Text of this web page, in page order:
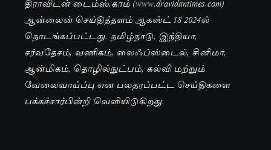
ஆன்லைன் செய்தித்தளம் ஆகஸ்ட் 18 2024ல்
தொடங்கப்பட்டது. தமிழ்நாடு, இந்தியா,
சர்வதேசம், வணிகம், லைஃப்ஸ்டைல், சினிமா,
ஆன்மிகம், தொழில்நுட்பம், கல்வி மற்றும்
வேலைவாய்ப்பு என பலதரப்பட்ட செய்திகளை
பக்கச்சார்பின்றி வெளியிடுகிறது.